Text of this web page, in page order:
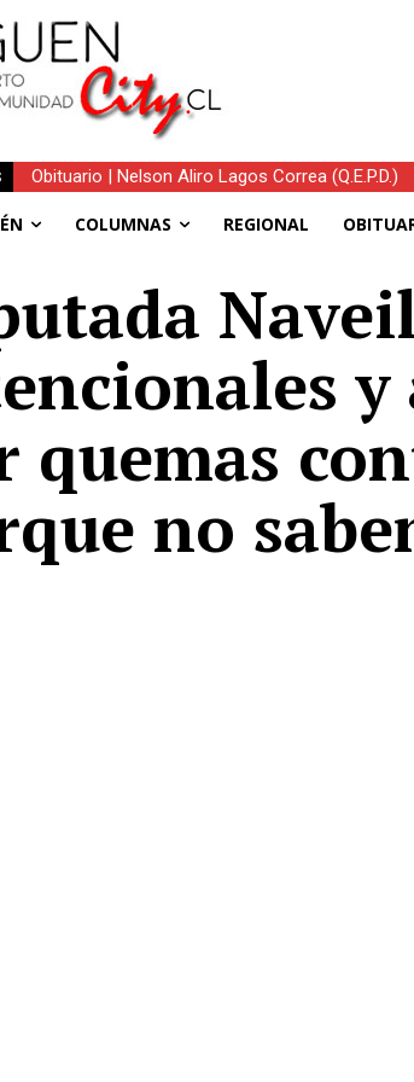
Obituario | Nelson Aliro Lagos Correa (Q.E.P.D.)
COLUMNAS REGIONAL
y
quemas
no